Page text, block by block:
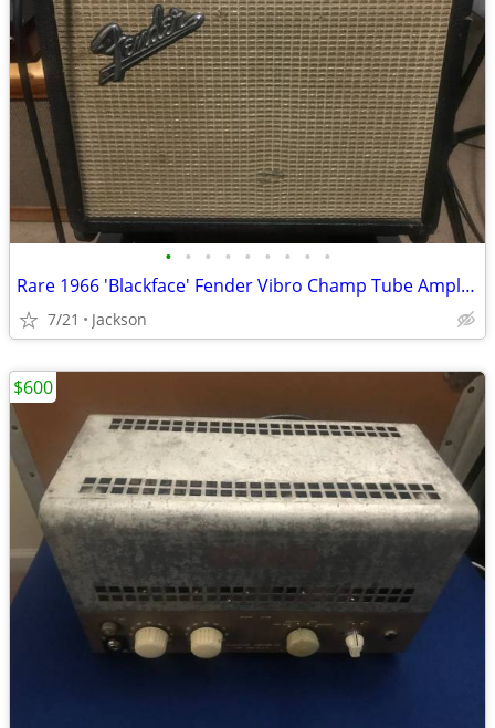
• • • • • • • • •
Rare 1966 'Blackface' Fender Vibro Champ Tube Amplifier
7/21 Jackson
$600